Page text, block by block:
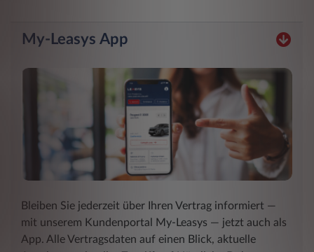
My-Leasys App
Bleiben Sie jederzeit über Ihren Vertrag informiert ―
mit unserem Kundenportal My-Leasys ― jetzt auch als
App. Alle Vertragsdaten auf einen Blick, aktuelle